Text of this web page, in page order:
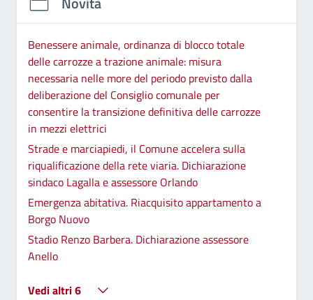
Benessere animale, ordinanza di blocco totale
delle carrozze a trazione animale: misura
necessaria nelle more del periodo previsto dalla
deliberazione del Consiglio comunale per
consentire la transizione definitiva delle carrozze
in mezzi elettrici
Strade e marciapiedi, il Comune accelera sulla
riqualificazione della rete viaria. Dichiarazione
sindaco Lagalla e assessore Orlando
Emergenza abitativa. Riacquisito appartamento a
Borgo Nuovo
Stadio Renzo Barbera. Dichiarazione assessore
Anello
Vedi altri 6